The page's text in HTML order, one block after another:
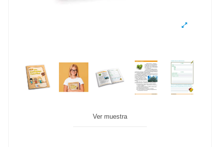
Ver muestra